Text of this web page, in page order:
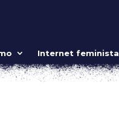
Internet feminista
la construcción de la